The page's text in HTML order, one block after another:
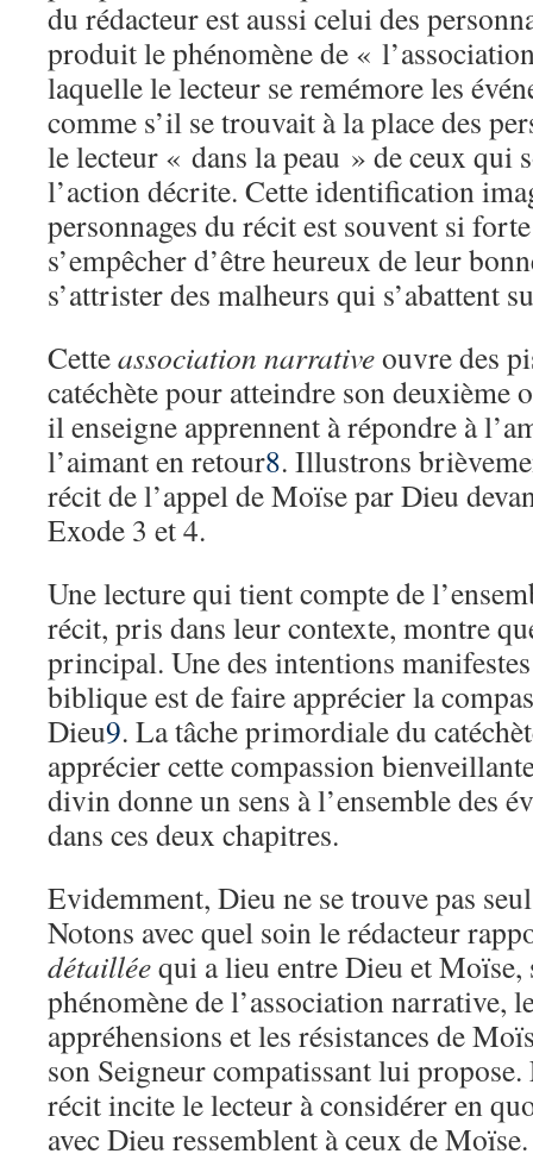
du rédacteur est aussi celui des
produit le phénomène de «
laquelle le lecteur se remémore les
comme s’il se trouvait à la place des
le lecteur « dans la peau » de ceux qui
l’action décrite. Cette identification
personnages du récit est souvent si
s’empêcher d’être heureux de leur
s’attrister des malheurs qui s’abattent
Cetteassociation narrativeouvre des
catéchète pour atteindre son deuxième
il enseigne apprennent à répondre à
l’aimant en retour8. Illustrons
récit de l’appel de Moïse par Dieu
Exode 3 et 4.
Une lecture qui tient compte de
récit, pris dans leur contexte, montre
principal. Une des intentions
biblique est de faire apprécier la
Dieu9. La tâche primordiale du
apprécier cette compassion
divin donne un sens à l’ensemble des
dans ces deux chapitres.
Evidemment, Dieu ne se trouve pas
Notons avec quel soin le rédacteur
détailléequi a lieu entre Dieu et Moïse,
phénomène de l’association narrative,
appréhensions et les résistances de
son Seigneur compatissant lui
récit incite le lecteur à considérer en
avec Dieu ressemblent à ceux de Moïse.